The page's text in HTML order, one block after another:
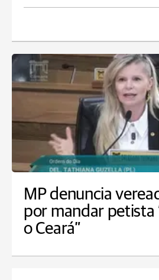
MP denuncia
por mandar petista
o Ceará”